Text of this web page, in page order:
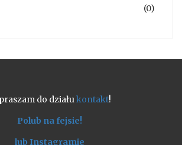
(0)
do działukontakt!
Polub na fejsie!
lub Instagramie